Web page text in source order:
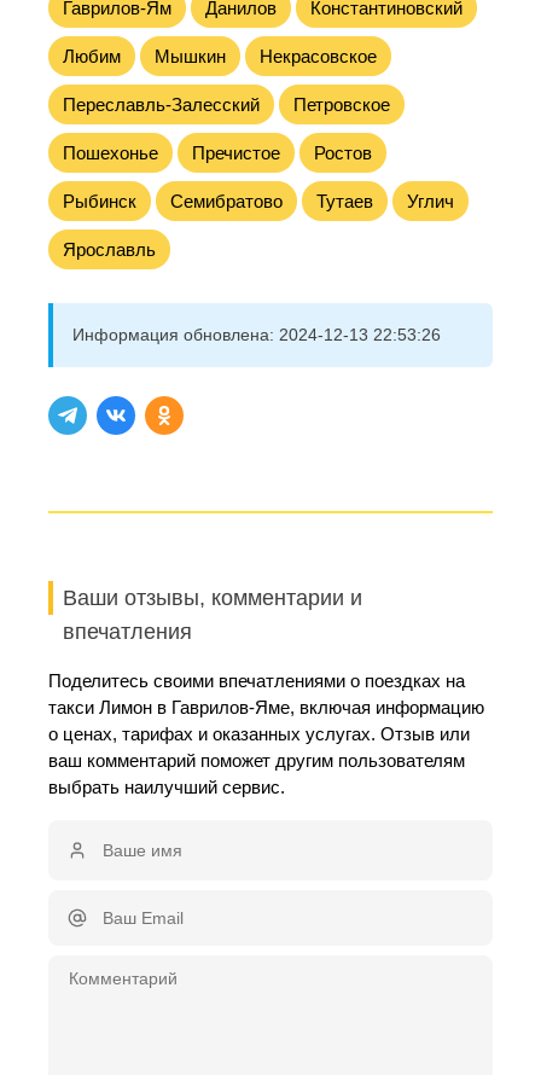
Гаврилов-Ям Данилов Константиновский
Любим Мышкин Некрасовское
Переславль-Залесский Петровское
Пошехонье Пречистое Ростов
Рыбинск Семибратово Тутаев Углич
Ярославль
Информация обновлена: 2024-12-13 22:53:26
Ваши отзывы, комментарии и
впечатления
Поделитесь своими впечатлениями о поездках на
такси Лимон в Гаврилов-Яме, включая информацию
о ценах, тарифах и оказанных услугах. Отзыв или
ваш комментарий поможет другим пользователям
выбрать наилучший сервис.